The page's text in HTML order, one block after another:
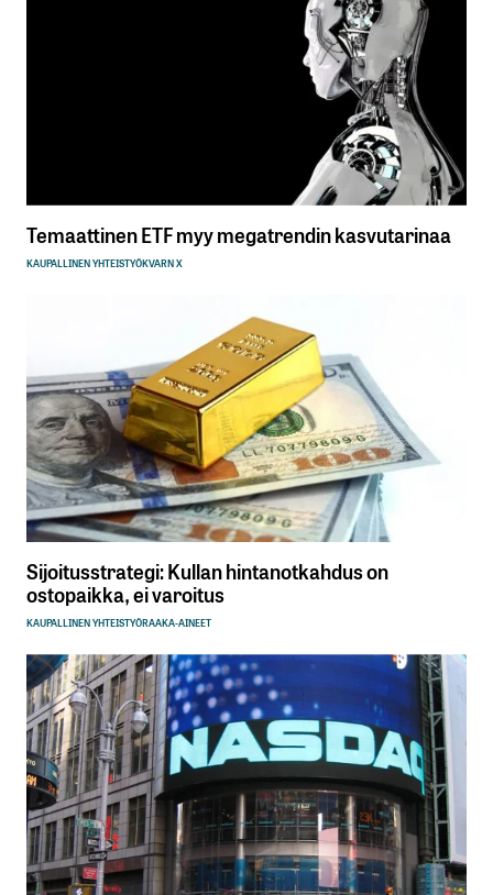
Temaattinen ETF myy megatrendin kasvutarinaa
KAUPALLINEN YHTEISTYÖKVARN X
Sijoitusstrategi: Kullan hintanotkahdus on
ostopaikka, ei varoitus
KAUPALLINEN YHTEISTYÖRAAKA-AINEET